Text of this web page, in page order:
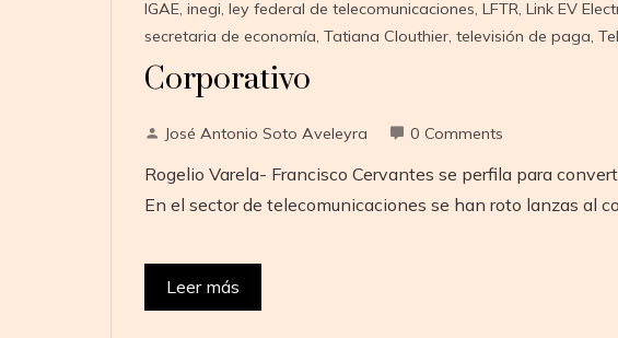
IGAE, inegi, ley federal de telecomunicaciones, LFTR, Link EV
secretaria de economía, Tatiana Clouthier, televisión de paga,
Corporativo
José Antonio Soto Aveleyra 0 Comments
Rogelio Varela- Francisco Cervantes se perfila para
En el sector de telecomunicaciones se han roto lanzas al
Leer más